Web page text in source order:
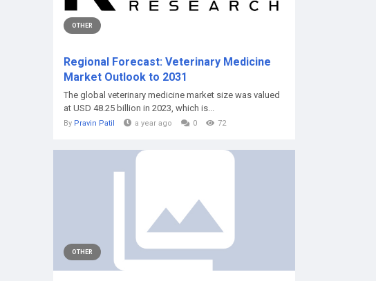
OTHER
Regional Forecast: Veterinary Medicine
Market Outlook to 2031
The global veterinary medicine market size was valued
at USD 48.25 billion in 2023, which is...
By Pravin Patil a year ago 0 72
OTHER